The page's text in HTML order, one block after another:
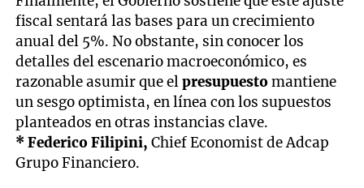
fiscal sentará las bases para un crecimiento
anual del 5%. No obstante, sin conocer los
detalles del escenario macroeconómico, es
razonable asumir que elpresupuestomantiene
un sesgo optimista, en línea con los supuestos
planteados en otras instancias clave.
* Federico Filipini,Chief Economist de Adcap
Grupo Financiero.